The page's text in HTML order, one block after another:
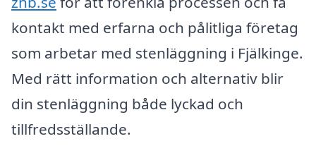
kontakt med erfarna och pålitliga företag
som arbetar med stenläggning i Fjälkinge.
Med rätt information och alternativ blir
din stenläggning både lyckad och
tillfredsställande.